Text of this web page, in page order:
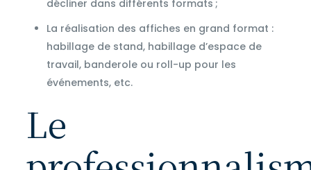
décliner dans différents formats ;
La réalisation des affiches en grand format :
habillage de stand, habillage d’espace de
travail, banderole ou roll-up pour les
événements, etc.
Le